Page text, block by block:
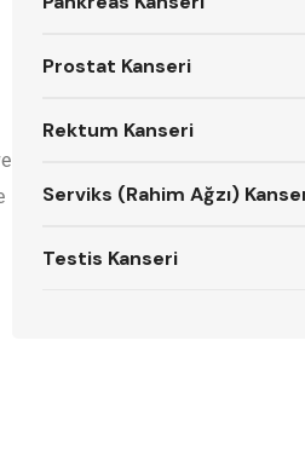
Prostat Kanseri
Rektum Kanseri
Serviks (Rahim Ağzı)
Testis Kanseri